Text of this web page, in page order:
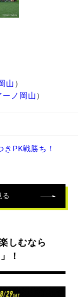
山 ）
ーノ岡山）
きPK戦勝ち！
る
しむなら
！